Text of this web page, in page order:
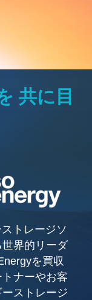
共に目
トレージソ
界的リーダ
を買収
ナーやお客
ストレージ